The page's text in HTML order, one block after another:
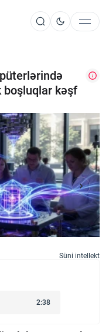
boşluqlar kəşf
Süni intellekt